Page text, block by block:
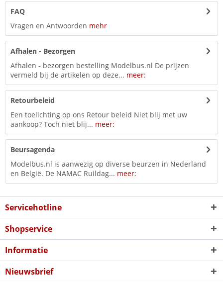
FAQ
Vragen en Antwoorden mehr
Afhalen - Bezorgen
Afhalen - bezorgen bestelling Modelbus.nl De prijzen
vermeld bij de artikelen op deze... meer:
Retourbeleid
Een toelichting op ons Retour beleid Niet blij met uw
aankoop? Toch niet blij... meer:
Beursagenda
Modelbus.nl is aanwezig op diverse beurzen in Nederland
en België. De NAMAC Ruildag... meer:
Servicehotline
Shopservice
Informatie
Nieuwsbrief